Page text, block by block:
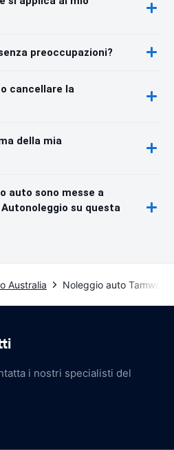
preoccupazioni?
cancellare la
della mia
auto sono messe a
su questa
Australia Noleggio auto Tamworth
i nostri specialisti del